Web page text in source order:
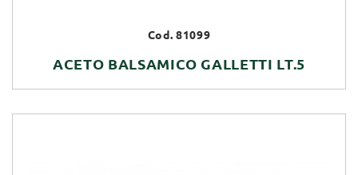
Cod. 81099
ACETO BALSAMICO GALLETTI LT.5